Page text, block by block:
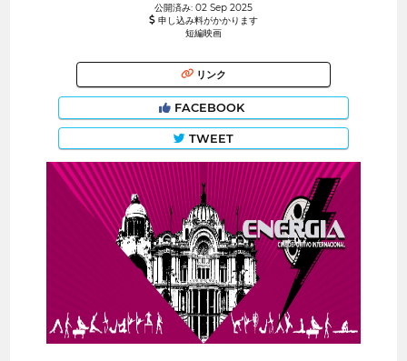
公開済み: 02 Sep 2025
申し込み料がかかります
短編映画
リンク
FACEBOOK
TWEET